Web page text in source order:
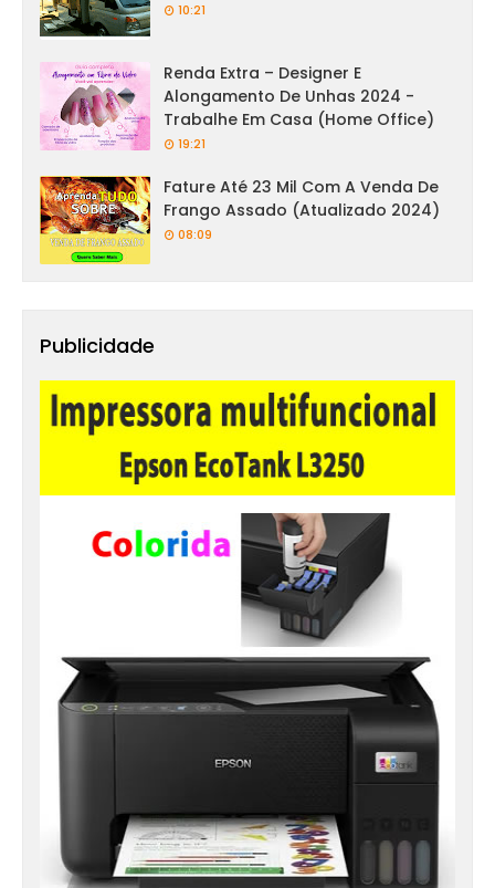
10:21
Renda Extra – Designer E
Alongamento De Unhas 2024 -
Trabalhe Em Casa (Home Office)
19:21
Fature Até 23 Mil Com A Venda De
Frango Assado (Atualizado 2024)
08:09
Publicidade